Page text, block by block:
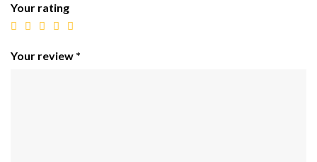
Your rating
Your review *